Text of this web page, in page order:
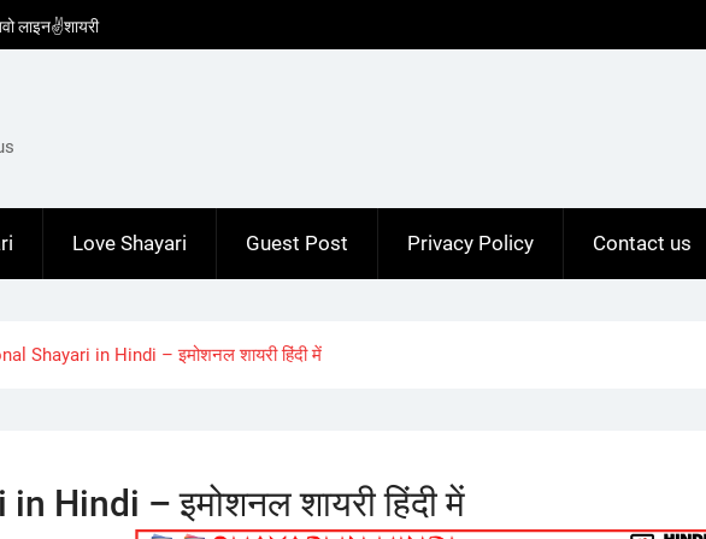
लाइन✌️शायरी
इन हिंदी
इन हिंदी
१ लाइन☝️शायरी इन
Love Shayari Guest Post Privacy Policy Contact us
Shayari in Hindi – इमोशनल शायरी हिंदी में
Hindi – इमोशनल शायरी हिंदी में